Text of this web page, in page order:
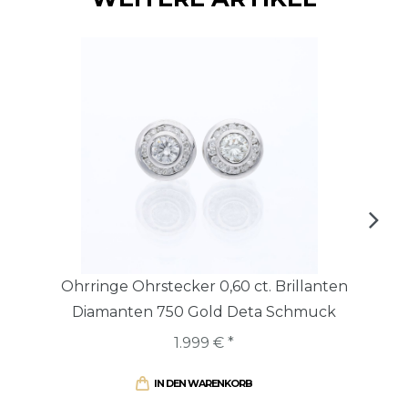
Ohrringe Ohrstecker 0,60 ct. Brillanten
Diamanten 750 Gold Deta Schmuck
1.999 € *
IN DEN WARENKORB